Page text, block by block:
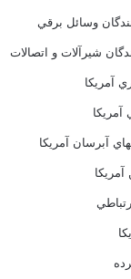
وسائل برقي
شيرآلات و اتصالات
آمريکا
آمريکا
آبرسان آمريکا